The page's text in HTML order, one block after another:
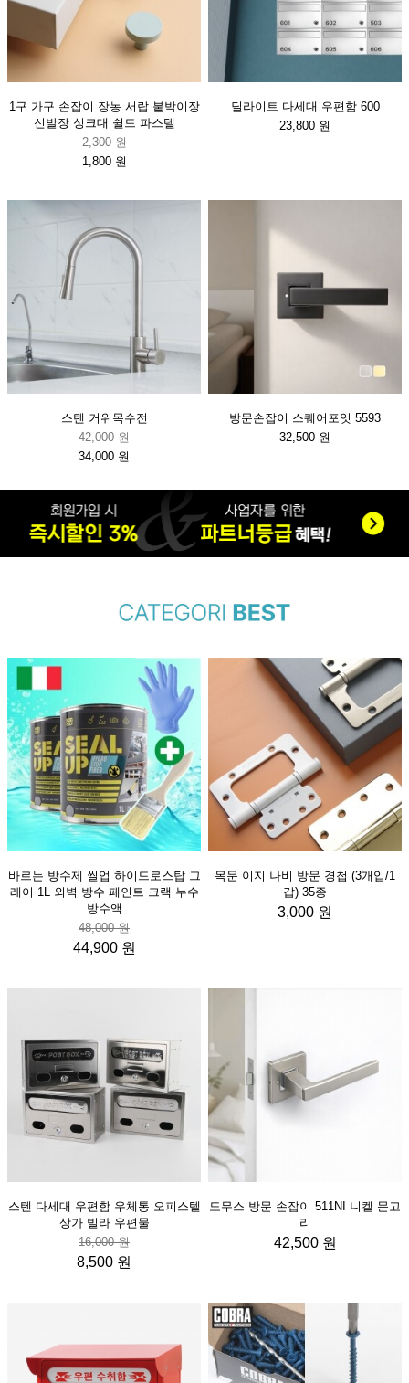
1구 가구 손잡이 장농 서랍 붙박이장
신발장 싱크대 쉴드 파스텔
2,300 원
1,800 원
딜라이트 다세대 우편함 600
23,800 원
스텐 거위목수전
42,000 원
34,000 원
방문손잡이 스퀘어포잇 5593
32,500 원
바르는 방수제 씰업 하이드로스탑 그
레이 1L 외벽 방수 페인트 크랙 누수
방수액
48,000 원
44,900 원
목문 이지 나비 방문 경첩 (3개입/1
갑) 35종
3,000 원
스텐 다세대 우편함 우체통 오피스텔
상가 빌라 우편물
16,000 원
8,500 원
도무스 방문 손잡이 511NI 니켈 문고
리
42,500 원